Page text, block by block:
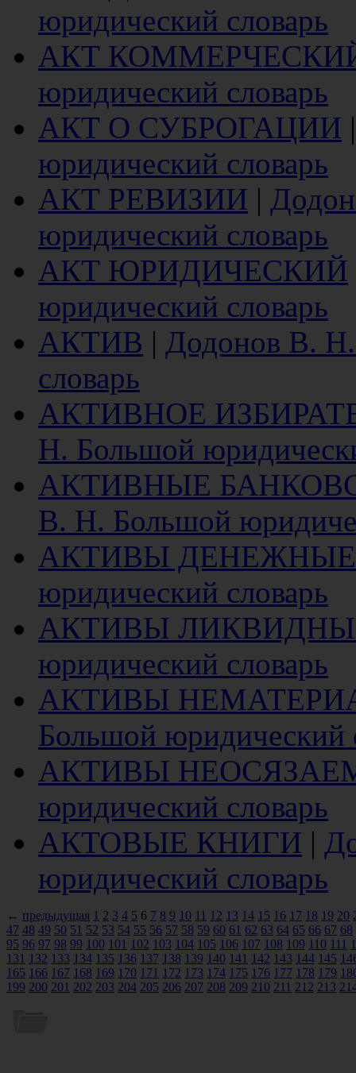
юридический словарь
АКТ
юридический словарь
АКТ О СУБРОГАЦИИ
юридический словарь
АКТ РЕВИЗИИ |
юридический словарь
АКТ ЮРИДИЧЕСКИЙ
юридический словарь
АКТИВ | Додонов В.
словарь
АКТИВНОЕ
Н. Большой
АКТИВНЫЕ
В. Н. Большой
АКТИВЫ ДЕНЕЖНЫЕ
юридический словарь
АКТИВЫ
юридический словарь
АКТИВЫ
Большой юридический
АКТИВЫ
юридический словарь
АКТОВЫЕ КНИГИ |
юридический словарь
← предыдущая 1 2 3 4 5 6 7 8 9 10 11 12 13 14 15 16 17 18 19 20
47 48 49 50 51 52 53 54 55 56 57 58 59 60 61 62 63 64 65 66 67 68
95 96 97 98 99 100 101 102 103 104 105 106 107 108 109 110 111
131 132 133 134 135 136 137 138 139 140 141 142 143 144 145
165 166 167 168 169 170 171 172 173 174 175 176 177 178 179
199 200 201 202 203 204 205 206 207 208 209 210 211 212 213